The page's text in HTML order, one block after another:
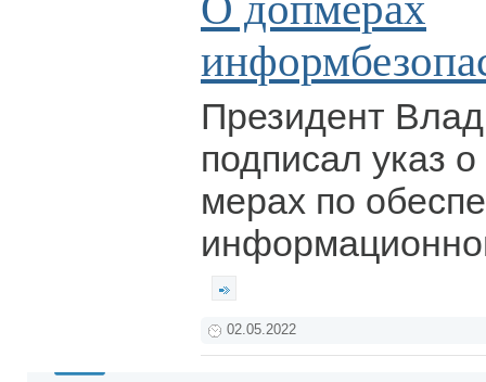
Президент
подписал указ
мерах по
02.05.2022